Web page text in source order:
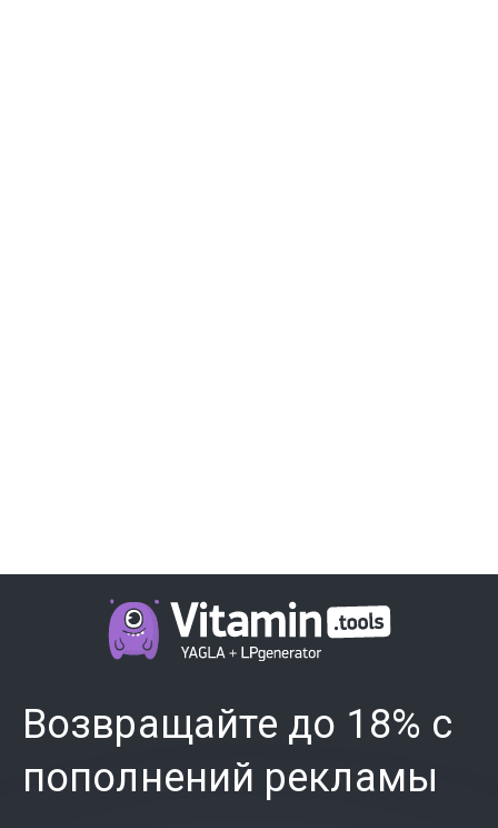
Возвращайте до 18% с
пополнений рекламы